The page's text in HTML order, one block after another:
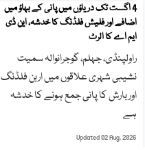
4 اگست تک دریاؤں میں پانی کے بہاؤ میں
اضافے اور فلیش فلڈنگ کا خدشہ، این ڈی
ایم اے کا الرٹ
راولپنڈی، جہلم، گوجرانوالہ سمیت
نشیبی شہری علاقوں میں اربن فلڈنگ
اور بارش کا پانی جمع ہونے کا خدشہ
ہے
Updated 02 Aug, 2026